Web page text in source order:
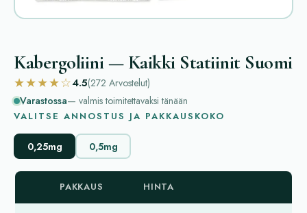
Kabergoliini — Kaikki Statiinit Suomi
★★★★☆4.5(272 Arvostelut)
Varastossa— valmis toimitettavaksi tänään
VALITSE ANNOSTUS JA PAKKAUSKOKO
0,25mg 0,5mg
PAKKAUS HINTA